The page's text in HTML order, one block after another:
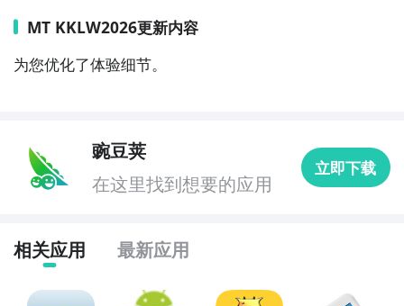
MT KKLW2026更新内容
为您优化了体验细节。
豌豆荚
在这里找到想要的应用
立即下载
相关应用 最新应用